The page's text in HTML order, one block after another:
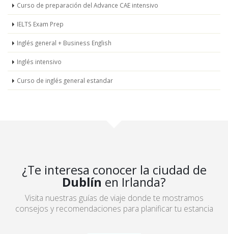
Curso de preparación del Advance CAE intensivo
IELTS Exam Prep
Inglés general + Business English
Inglés intensivo
Curso de inglés general estandar
¿Te interesa conocer la ciudad de
Dublín en Irlanda?
Visita nuestras guías de viaje donde te mostramos
consejos y recomendaciones para planificar tu estancia